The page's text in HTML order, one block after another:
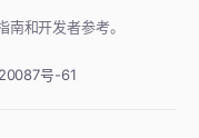
和开发者参考。
号-61